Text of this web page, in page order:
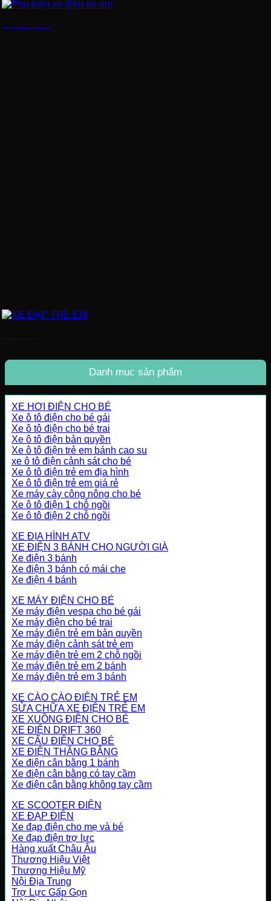
Danh mục sản phẩm
XE HƠI ĐIỆN CHO BÉ
Xe ô tô điện cho bé gái
Xe ô tô điện cho bé trai
Xe ô tô điện bản quyền
Xe ô tô điện trẻ em bánh cao su
xe ô tô điện cảnh sát cho bé
Xe ô tô điện trẻ em địa hình
Xe ô tô điện trẻ em giá rẻ
Xe máy cày công nông cho bé
Xe ô tô điện 1 chỗ ngồi
Xe ô tô điện 2 chỗ ngồi
XE ĐỊA HÌNH ATV
XE ĐIỆN 3 BÁNH CHO NGƯỜI GIÀ
Xe điện 3 bánh
Xe điện 3 bánh có mái che
Xe điện 4 bánh
XE MÁY ĐIỆN CHO BÉ
Xe máy điện vespa cho bé gái
Xe máy điện cho bé trai
Xe máy điện trẻ em bản quyền
Xe máy điện cảnh sát trẻ em
Xe máy điện trẻ em 2 chỗ ngồi
Xe máy điện trẻ em 2 bánh
Xe máy điện trẻ em 3 bánh
XE CÀO CÀO ĐIỆN TRẺ EM
SỬA CHỮA XE ĐIỆN TRẺ EM
XE XUỒNG ĐIỆN CHO BÉ
XE ĐIỆN DRIFT 360
XE CẨU ĐIỆN CHO BÉ
XE ĐIỆN THĂNG BẰNG
Xe điện cân bằng 1 bánh
Xe điện cân bằng có tay cầm
Xe điện cân bằng không tay cầm
XE SCOOTER ĐIỆN
XE ĐẠP ĐIỆN
Xe đạp điện cho mẹ và bé
Xe đạp điện trợ lực
Hàng xuất Châu Âu
Thương Hiệu Việt
Thương Hiệu Mỹ
Nội Địa Trung
Trợ Lực Gấp Gọn